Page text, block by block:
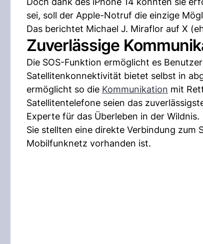
sei, soll der Apple-Notruf die einzige
Das berichtet Michael J. Miraflor auf X
Zuverlässige
Die SOS-Funktion ermöglicht es
Satellitenkonnektivität bietet selbst in
ermöglicht so die Kommunikation mit
Satellitentelefone seien das
Experte für das Überleben in der Wildnis.
Sie stellten eine direkte Verbindung
Mobilfunknetz vorhanden ist.